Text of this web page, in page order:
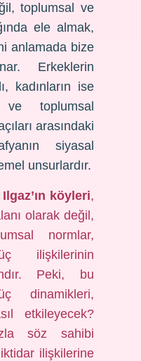
toplumsal ve
ele almak,
anlamada bize
Erkeklerin
kadınların ise
ve toplumsal
arasındaki
siyasal
unsurlardır.
Ilgaz’ın köyleri,
olarak değil,
normlar,
ilişkilerinin
Peki, bu
dinamikleri,
etkileyecek?
söz sahibi
ilişkilerine